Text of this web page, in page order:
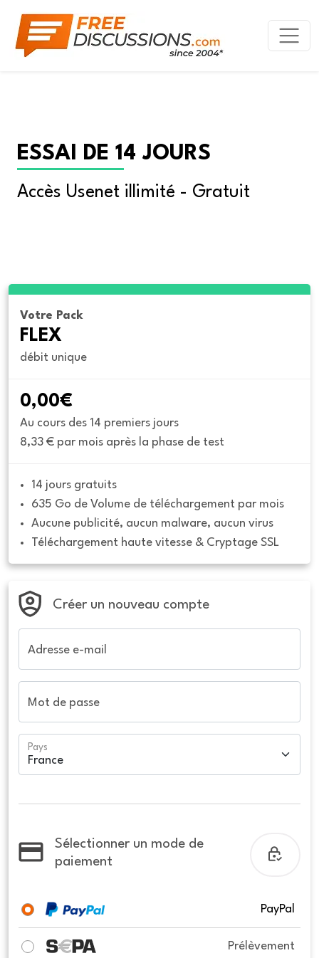
ESSAI DE 14 JOURS
Accès Usenet illimité - Gratuit
Votre Pack
FLEX
débit unique
0,00€
Au cours des 14 premiers jours
8,33 € par mois après la phase de test
14 jours gratuits
635 Go de Volume de téléchargement par mois
Aucune publicité, aucun malware, aucun virus
Téléchargement haute vitesse & Cryptage SSL
Créer un nouveau compte
Adresse e-mail
Mot de passe
Pays
Sélectionner un mode de
paiement
PayPal
Prélèvement